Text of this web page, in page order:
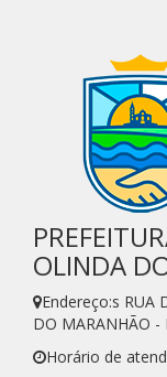
OLINDA
Endereço:s RUA
DO MARANHÃO -
Horário de